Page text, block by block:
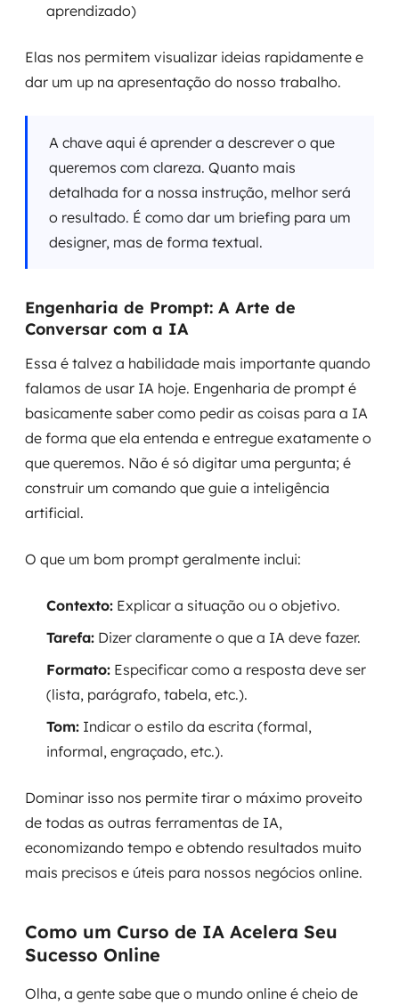
aprendizado)
Elas nos permitem visualizar ideias rapidamente e
dar um up na apresentação do nosso trabalho.
A chave aqui é aprender a descrever o que
queremos com clareza. Quanto mais
detalhada for a nossa instrução, melhor será
o resultado. É como dar um briefing para um
designer, mas de forma textual.
Engenharia de Prompt: A Arte de
Conversar com a IA
Essa é talvez a habilidade mais importante quando
falamos de usar IA hoje. Engenharia de prompt é
basicamente saber como pedir as coisas para a IA
de forma que ela entenda e entregue exatamente o
que queremos. Não é só digitar uma pergunta; é
construir um comando que guie a inteligência
artificial.
O que um bom prompt geralmente inclui:
Contexto: Explicar a situação ou o objetivo.
Tarefa: Dizer claramente o que a IA deve fazer.
Formato: Especificar como a resposta deve ser
(lista, parágrafo, tabela, etc.).
Tom: Indicar o estilo da escrita (formal,
informal, engraçado, etc.).
Dominar isso nos permite tirar o máximo proveito
de todas as outras ferramentas de IA,
economizando tempo e obtendo resultados muito
mais precisos e úteis para nossos negócios online.
Como um Curso de IA Acelera Seu
Sucesso Online
Olha, a gente sabe que o mundo online é cheio de